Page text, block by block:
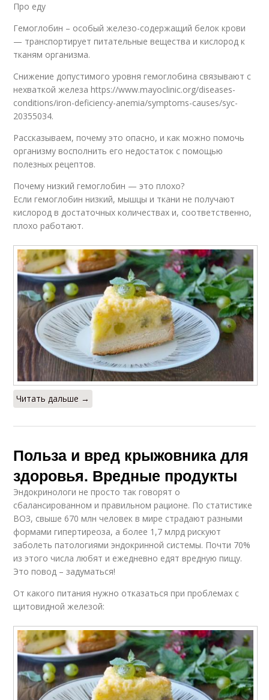
Про еду
Гемоглобин – особый железо-содержащий белок крови
— транспортирует питательные вещества и кислород к
тканям организма.
Снижение допустимого уровня гемоглобина связывают с
нехваткой железа https://www.mayoclinic.org/diseases-
conditions/iron-deficiency-anemia/symptoms-causes/syc-
20355034.
Рассказываем, почему это опасно, и как можно помочь
организму восполнить его недостаток с помощью
полезных рецептов.
Почему низкий гемоглобин — это плохо?
Если гемоглобин низкий, мышцы и ткани не получают
кислород в достаточных количествах и, соответственно,
плохо работают.
Читать дальше →
Польза и вред крыжовника для
здоровья. Вредные продукты
Эндокринологи не просто так говорят о
сбалансированном и правильном рационе. По статистике
ВОЗ, свыше 670 млн человек в мире страдают разными
формами гипертиреоза, а более 1,7 млрд рискуют
заболеть патологиями эндокринной системы. Почти 70%
из этого числа любят и ежедневно едят вредную пищу.
Это повод – задуматься!
От какого питания нужно отказаться при проблемах с
щитовидной железой: